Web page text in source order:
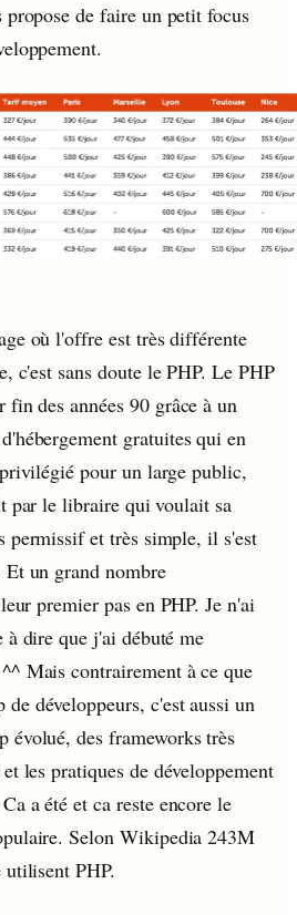
propose de faire un petit focus
où l'offre est très différente
c'est sans doute le PHP. Le PHP
fin des années 90 grâce à un
gratuites qui en
pour un large public,
par le libraire qui voulait sa
permissif et très simple, il s'est
un grand nombre
premier pas en PHP. Je n'ai
dire que j'ai débuté me
Mais contrairement à ce que
de développeurs, c'est aussi un
évolué, des frameworks très
les pratiques de développement
a été et ca reste encore le
Selon Wikipedia 243M
utilisent PHP.